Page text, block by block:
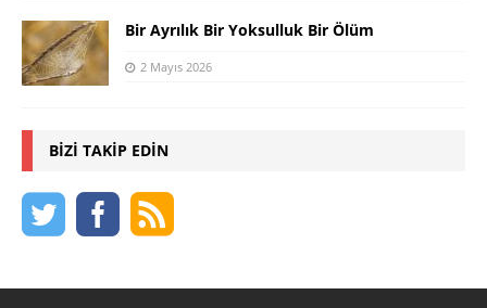
Bir Ayrılık Bir Yoksulluk Bir Ölüm
2 Mayıs 2026
BIZI TAKIP EDIN